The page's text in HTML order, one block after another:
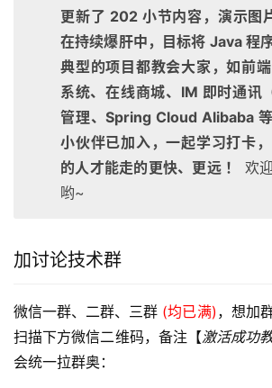
更新了 202 小节内容，演示图
在持续爆肝中，目标将 Java 程
典型的项目都教会大家，如前
系统、在线商城、IM 即时通讯
管理、Spring Cloud Alibaba
小伙伴已加入，一起学习打卡
的人才能走的更快、更远 ！
欢
哟~
加讨论技术群
微信一群、二群、三群 (均已满) ，想加
扫描下方微信二维码，备注【激活成功
会统一拉群奥：